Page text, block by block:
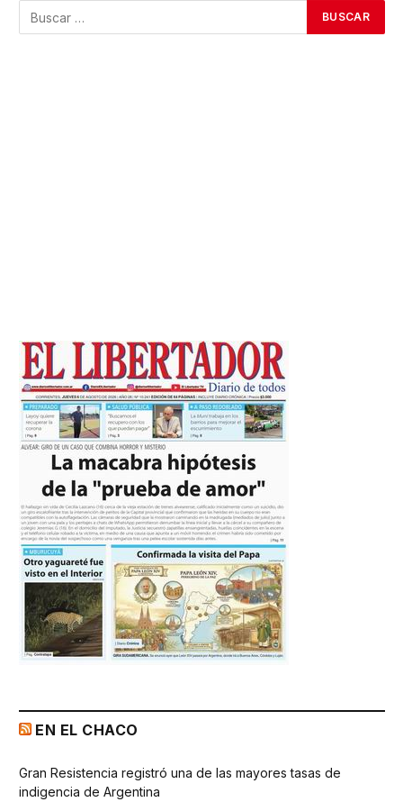
EN EL CHACO
Gran Resistencia registró una de las mayores tasas de
indigencia de Argentina